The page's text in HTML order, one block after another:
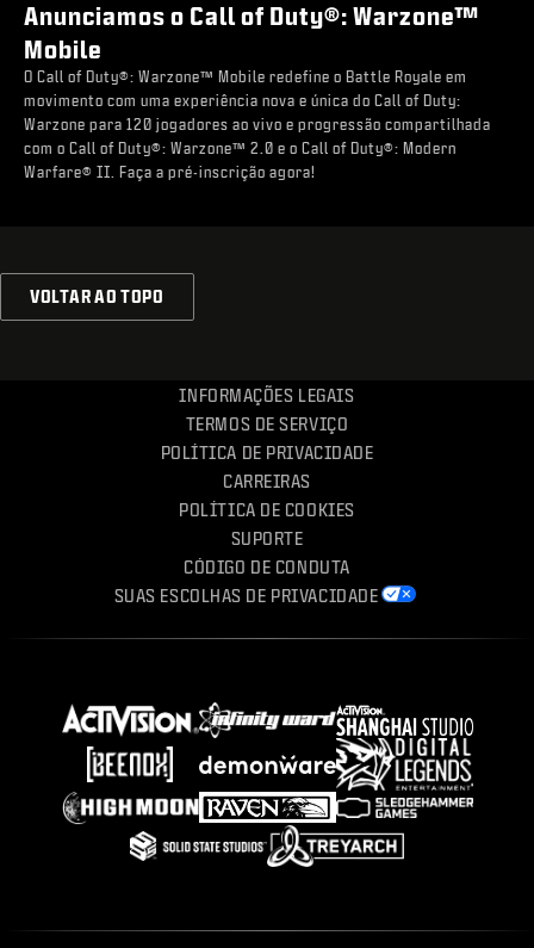
Anunciamos o Call of Duty®: Warzone™
Mobile
O Call of Duty®: Warzone™ Mobile redefine o Battle Royale em
movimento com uma experiência nova e única do Call of Duty:
Warzone para 120 jogadores ao vivo e progressão compartilhada
com o Call of Duty®: Warzone™ 2.0 e o Call of Duty®: Modern
Warfare® II. Faça a pré-inscrição agora!
VOLTAR AO TOPO
INFORMAÇÕES LEGAIS
TERMOS DE SERVIÇO
POLÍTICA DE PRIVACIDADE
CARREIRAS
POLÍTICA DE COOKIES
SUPORTE
CÓDIGO DE CONDUTA
SUAS ESCOLHAS DE PRIVACIDADE